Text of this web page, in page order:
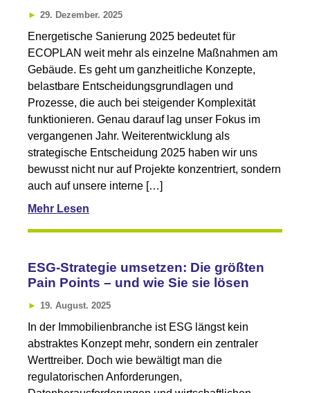
29. Dezember. 2025
Energetische Sanierung 2025 bedeutet für
ECOPLAN weit mehr als einzelne Maßnahmen am
Gebäude. Es geht um ganzheitliche Konzepte,
belastbare Entscheidungsgrundlagen und
Prozesse, die auch bei steigender Komplexität
funktionieren. Genau darauf lag unser Fokus im
vergangenen Jahr. Weiterentwicklung als
strategische Entscheidung 2025 haben wir uns
bewusst nicht nur auf Projekte konzentriert, sondern
auch auf unsere interne […]
Mehr Lesen
ESG-Strategie umsetzen: Die größten
Pain Points – und wie Sie sie lösen
19. August. 2025
In der Immobilienbranche ist ESG längst kein
abstraktes Konzept mehr, sondern ein zentraler
Werttreiber. Doch wie bewältigt man die
regulatorischen Anforderungen,